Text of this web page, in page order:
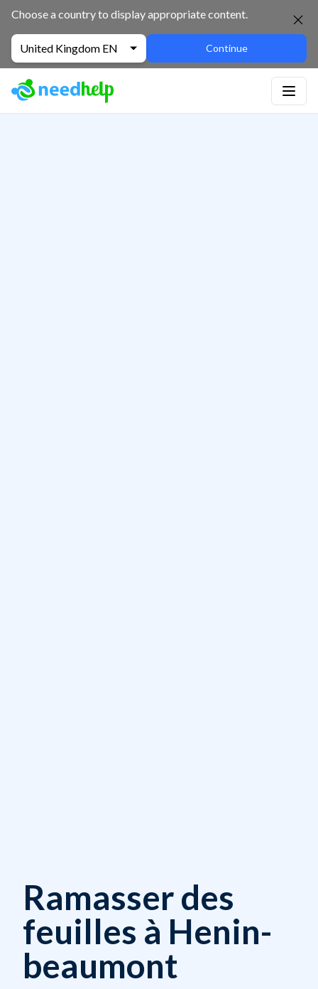
Choose a country to display appropriate content.
United Kingdom EN Continue
Ramasser des
feuilles à Henin-
beaumont